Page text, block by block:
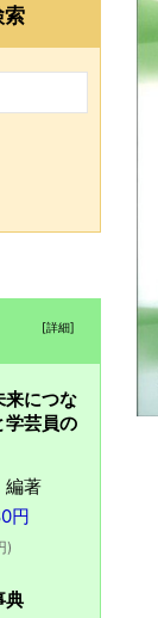
索
[詳細]
来につな
学芸員の
著
円
)
典